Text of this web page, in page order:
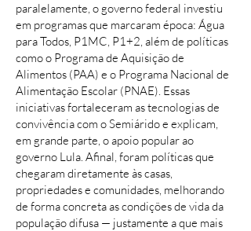
paralelamente, o governo federal investiu
em programas que marcaram época: Água
para Todos, P1MC, P1+2, além de políticas
como o Programa de Aquisição de
Alimentos (PAA) e o Programa Nacional de
Alimentação Escolar (PNAE). Essas
iniciativas fortaleceram as tecnologias de
convivência com o Semiárido e explicam,
em grande parte, o apoio popular ao
governo Lula. Afinal, foram políticas que
chegaram diretamente às casas,
propriedades e comunidades, melhorando
de forma concreta as condições de vida da
população difusa — justamente a que mais